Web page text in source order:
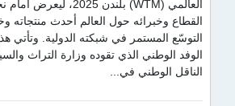
العالمي (WTM) بلندن 2025، ليعرض أمام نخبة من شركاء
حول العالم أحدث منتجاته وخدماته إلى جانب
في شبكته الدولية. وتأتي هذه المشاركة ضمن
تقوده وزارة التراث والسياحة، تأكيدًا على دور